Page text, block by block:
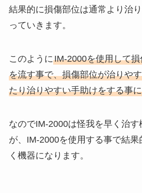
結果的に損傷部位は通常より治
っていきます。
このようにIM-2000を使用して
を流す事で、損傷部位が治りや
たり治りやすい手助けをする事
なのでIM-2000は怪我を早く治
が、IM-2000を使用する事で結
く機器になります。